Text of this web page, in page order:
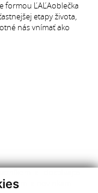
formou ĽAĽAoblečka
etapy života,
nás vnímať ako
a novinkami.